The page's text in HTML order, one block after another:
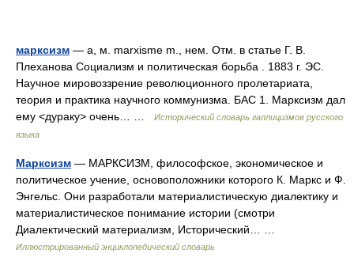
марксизм — а, м. marxisme m., нем. Отм. в статье Г. В.
Плеханова Социализм и политическая борьба . 1883 г. ЭС.
Научное мировоззрение революционного пролетариата,
теория и практика научного коммунизма. БАС 1. Марксизм дал
ему <дураку> очень… …
Исторический словарь галлицизмов русского
языка
Марксизм — МАРКСИЗМ, философское, экономическое и
политическое учение, основоположники которого К. Маркс и Ф.
Энгельс. Они разработали материалистическую диалектику и
материалистическое понимание истории (смотри
Диалектический материализм, Исторический… …
Иллюстрированный энциклопедический словарь